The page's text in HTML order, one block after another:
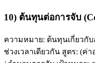
10) ต้นทุนต่อการจับ
ความหมาย: ต้นทุนเกี่ยวกั
ช่วงเวลาเดียวกัน สูตร: (ค่